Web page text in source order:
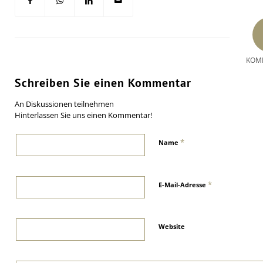
Schreiben Sie einen Kommentar
An Diskussionen teilnehmen
Hinterlassen Sie uns einen Kommentar!
Name *
E-Mail-Adresse *
Website